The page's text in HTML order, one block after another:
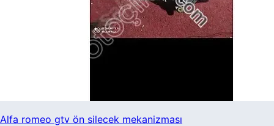
Alfa romeo gtv ön silecek mekanizması